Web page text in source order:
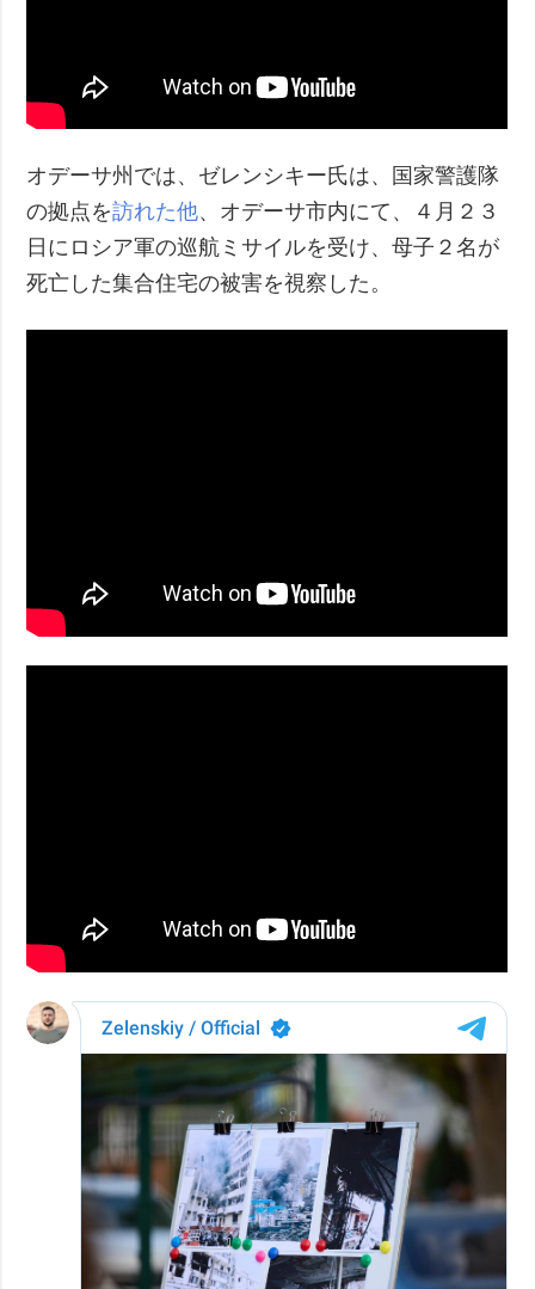
オデーサ州では、ゼレンシキー氏は、国家警護隊
の拠点を訪れた他、オデーサ市内にて、４月２３
日にロシア軍の巡航ミサイルを受け、母子２名が
死亡した集合住宅の被害を視察した。